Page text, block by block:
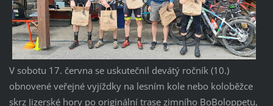
V sobotu 17. června se uskutečnil devátý ročník (10.)
obnovené veřejné vyjíždky na lesním kole nebo koloběžce
skrz Jizerské hory po originální trase zimního BoBoloppetu,